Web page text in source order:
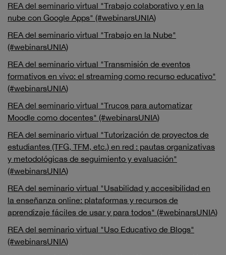
REA del seminario virtual "Trabajo colaborativo y en la
nube con Google Apps" (#webinarsUNIA)
REA del seminario virtual "Trabajo en la Nube"
(#webinarsUNIA)
REA del seminario virtual "Transmisión de eventos
formativos en vivo: el streaming como recurso educativo"
(#webinarsUNIA)
REA del seminario virtual "Trucos para automatizar
Moodle como docentes" (#webinarsUNIA)
REA del seminario virtual "Tutorización de proyectos de
estudiantes (TFG, TFM, etc.) en red : pautas organizativas
y metodológicas de seguimiento y evaluación"
(#webinarsUNIA)
REA del seminario virtual "Usabilidad y accesibilidad en
la enseñanza online: plataformas y recursos de
aprendizaje fáciles de usar y para todos" (#webinarsUNIA)
REA del seminario virtual "Uso Educativo de Blogs"
(#webinarsUNIA)